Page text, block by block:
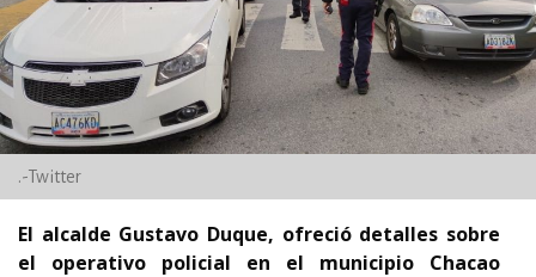
.-Twitter
El alcalde Gustavo Duque, ofreció detalles sobre
el operativo policial en el municipio Chacao